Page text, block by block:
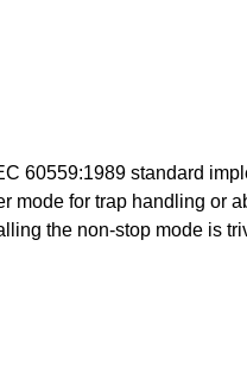
60559:1989 standard
mode for trap handling or
the non-stop mode is